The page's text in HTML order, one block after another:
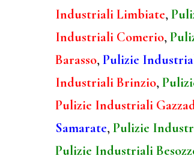
Industriali Limbiate,
Industriali Comerio,
Barasso, Pulizie
Industriali Brinzio,
Pulizie Industriali
Samarate, Pulizie
Pulizie Industriali